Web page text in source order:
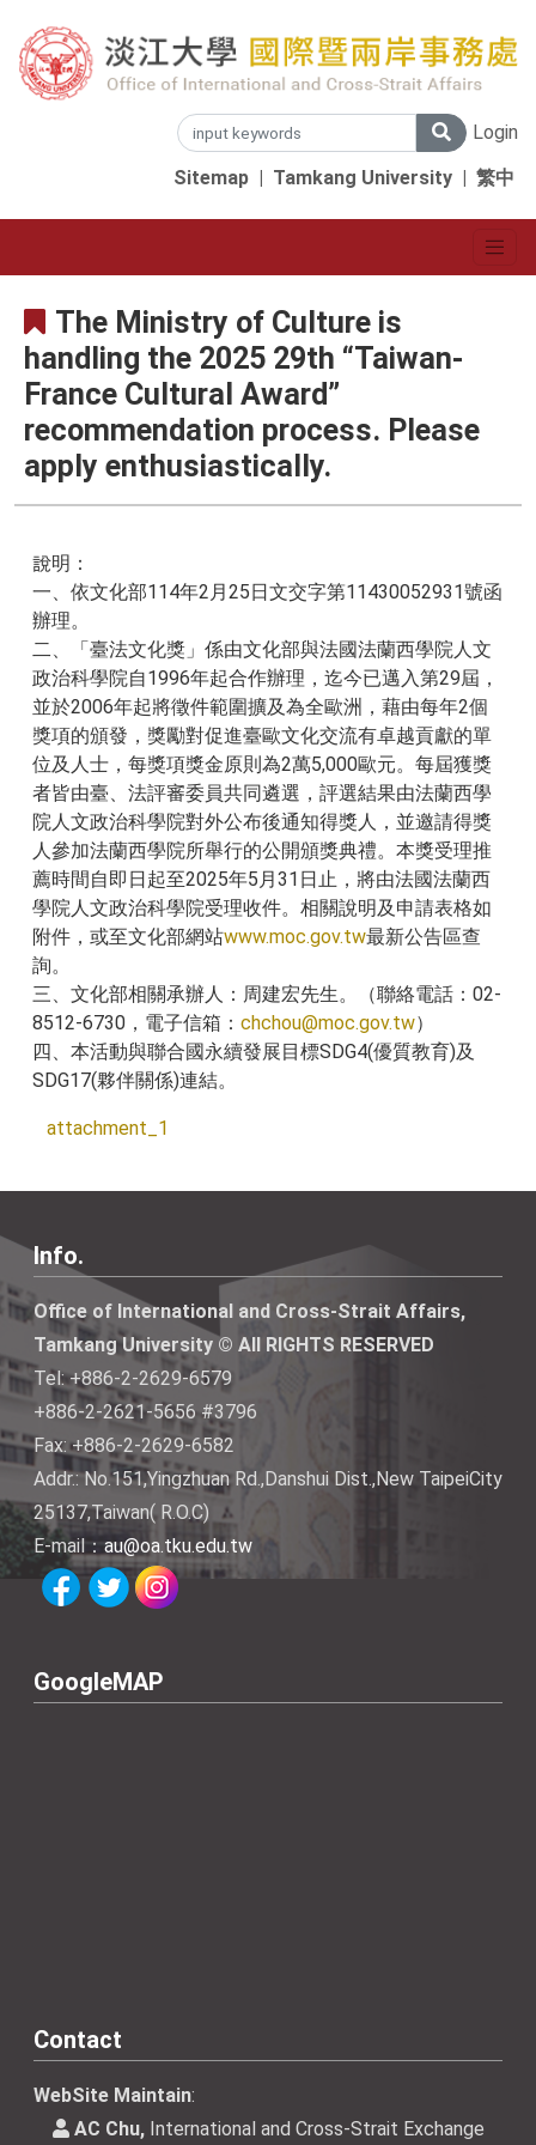
Login
Sitemap | Tamkang University | 繁中
The Ministry of Culture is
handling the 2025 29th “Taiwan-
France Cultural Award”
recommendation process. Please
apply enthusiastically.
說明：
一、依文化部114年2月25日文交字第11430052931號函
辦理。
二、「臺法文化獎」係由文化部與法國法蘭西學院人文
政治科學院自1996年起合作辦理，迄今已邁入第29屆，
並於2006年起將徵件範圍擴及為全歐洲，藉由每年2個
獎項的頒發，獎勵對促進臺歐文化交流有卓越貢獻的單
位及人士，每獎項獎金原則為2萬5,000歐元。每屆獲獎
者皆由臺、法評審委員共同遴選，評選結果由法蘭西學
院人文政治科學院對外公布後通知得獎人，並邀請得獎
人參加法蘭西學院所舉行的公開頒獎典禮。本獎受理推
薦時間自即日起至2025年5月31日止，將由法國法蘭西
學院人文政治科學院受理收件。相關說明及申請表格如
附件，或至文化部網站www.moc.gov.tw最新公告區查
詢。
三、文化部相關承辦人：周建宏先生。（聯絡電話：02-
8512-6730，電子信箱： chchou@moc.gov.tw）
四、本活動與聯合國永續發展目標SDG4(優質教育)及
SDG17(夥伴關係)連結。
attachment_1
Info.
Office of International and Cross-Strait Affairs,
Tamkang University © All RIGHTS RESERVED
Tel: +886-2-2629-6579
+886-2-2621-5656 #3796
Fax: +886-2-2629-6582
Addr.: No.151,Yingzhuan Rd.,Danshui Dist.,New TaipeiCity
25137,Taiwan( R.O.C)
E-mail：au@oa.tku.edu.tw
GoogleMAP
Contact
WebSite Maintain:
AC Chu, International and Cross-Strait Exchange